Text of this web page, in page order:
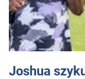
Joshua